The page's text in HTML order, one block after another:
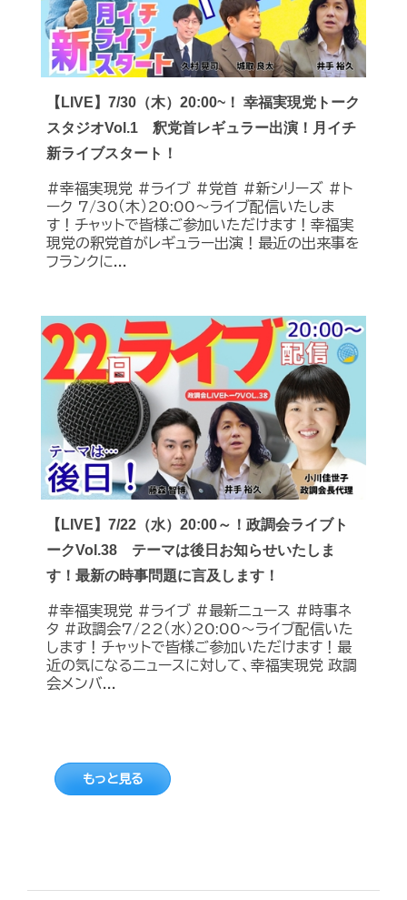
【LIVE】7/30（木）20:00~！ 幸福実現党トーク
スタジオVol.1 釈党首レギュラー出演！月イチ
新ライブスタート！
#幸福実現党 #ライブ #党首 #新シリーズ #ト
ーク 7/30（木）20:00～ライブ配信いたしま
す！チャットで皆様ご参加いただけます！幸福実
現党の釈党首がレギュラー出演！最近の出来事を
フランクに...
【LIVE】7/22（水）20:00～！政調会ライブト
ークVol.38 テーマは後日お知らせいたしま
す！最新の時事問題に言及します！
#幸福実現党 #ライブ #最新ニュース #時事ネ
タ #政調会7/22（水）20:00～ライブ配信いた
します！チャットで皆様ご参加いただけます！最
近の気になるニュースに対して、幸福実現党 政調
会メンバ...
もっと見る